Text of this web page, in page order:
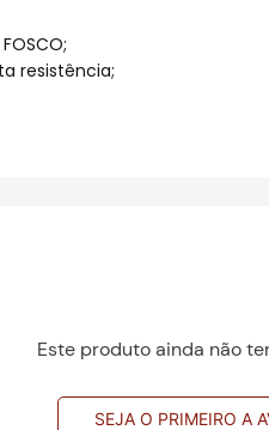
resistência;
Este produto ainda não
SEJA O PRIMEIRO A